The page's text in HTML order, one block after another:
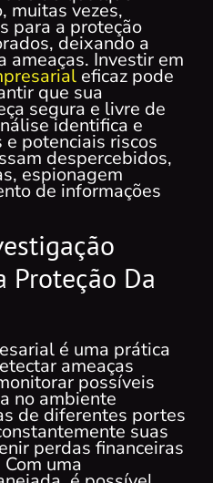
muitas vezes,
para a proteção
deixando a
ameaças. Investir em
eficaz pode
que sua
segura e livre de
identifica e
potenciais riscos
despercebidos,
espionagem
de informações
Proteção Da
é uma prática
ameaças
possíveis
no ambiente
de diferentes portes
suas
perdas financeiras
uma